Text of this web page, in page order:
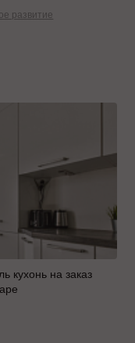
развитие
кухонь на заказ